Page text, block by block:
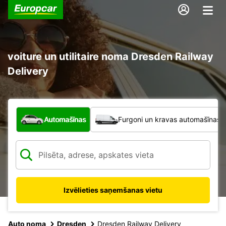
voiture un utilitaire noma Dresden Railway
Delivery
Kāda veida transportlīdzeklis?
Automašīnas Furgoni un kravas automašīnas
Izvēlieties saņemšanas vietu
Auto noma Dresden Dresden Railway Delivery